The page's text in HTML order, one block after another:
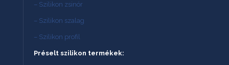
– Szilikon zsinór
– Szilikon szalag
– Szilikon profil
Préselt szilikon termékek: